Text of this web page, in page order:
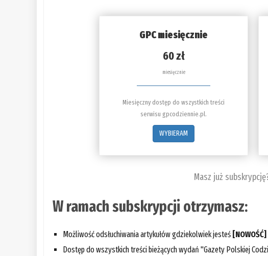
GPC miesięcznie
60 zł
miesięcznie
Miesięczny dostęp do wszystkich treści
serwisu gpcodziennie.pl.
WYBIERAM
Masz już
W ramach subskrypcji otrzymasz:
Możliwość odsłuchiwania artykułów gdziekolwiek jesteś [NOWOŚĆ]
Dostęp do wszystkich treści bieżących wydań "Gazety Polskiej